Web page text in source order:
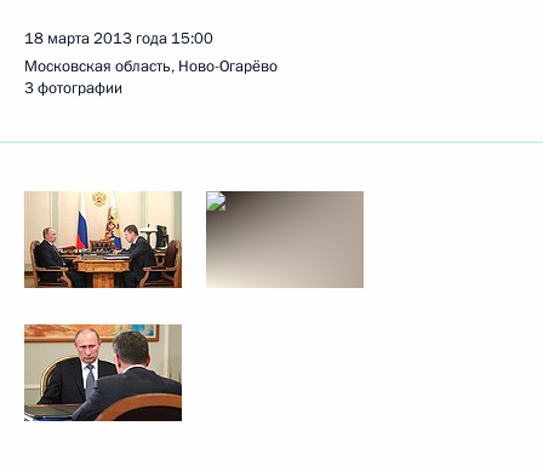
18 марта 2013 года 15:00
Московская область, Ново-Огарёво
3 фотографии